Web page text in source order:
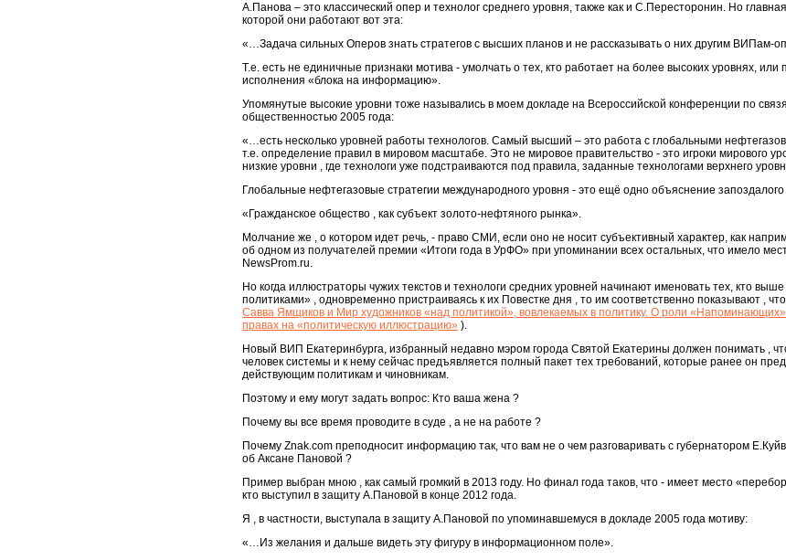
А.Панова – это классический опер и технолог среднего уровня, также как и С.Пересторонин. Но
которой они работают вот эта:
«…Задача сильных Оперов знать стратегов с высших планов и не рассказывать о них другим ВИПам-
Т.е. есть не единичные признаки мотива - умолчать о тех, кто работает на более высоких уровнях, или
исполнения «блока на информацию».
Упомянутые высокие уровни тоже назывались в моем докладе на Всероссийской конференции по
общественностью 2005 года:
«…есть несколько уровней работы технологов. Самый высший – это работа с глобальными
т.е. определение правил в мировом масштабе. Это не мировое правительство - это игроки мирового
низкие уровни , где технологи уже подстраиваются под правила, заданные технологами верхнего
Глобальные нефтегазовые стратегии международного уровня - это ещё одно объяснение
«Гражданское общество , как субъект золото-нефтяного рынка».
Молчание же , о котором идет речь, - право СМИ, если оно не носит субъективный характер, как
об одном из получателей премии «Итоги года в УрФО» при упоминании всех остальных, что имело
NewsProm.ru.
Но когда иллюстраторы чужих текстов и технологи средних уровней начинают именовать тех, кто
политиками» , одновременно пристраиваясь к их Повестке дня , то им соответственно показывают ,
Савва Ямщиков и Мир художников «над политикой», вовлекаемых в политику. О роли «Напоминающих»
правах на «политическую иллюстрацию» ).
Новый ВИП Екатеринбурга, избранный недавно мэром города Святой Екатерины должен понимать ,
человек системы и к нему сейчас предъявляется полный пакет тех требований, которые ранее он
действующим политикам и чиновникам.
Поэтому и ему могут задать вопрос: Кто ваша жена ?
Почему вы все время проводите в суде , а не на работе ?
Почему Znak.com преподносит информацию так, что вам не о чем разговаривать с губернатором
об Аксане Пановой ?
Пример выбран мною , как самый громкий в 2013 году. Но финал года таков, что - имеет место
кто выступил в защиту А.Пановой в конце 2012 года.
Я , в частности, выступала в защиту А.Пановой по упоминавшемуся в докладе 2005 года мотиву:
«…Из желания и дальше видеть эту фигуру в информационном поле».